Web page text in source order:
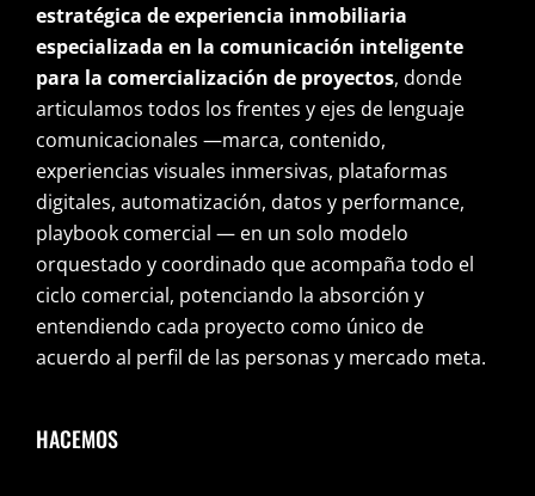
estratégica de experiencia inmobiliaria
especializada en la comunicación inteligente
para la comercialización de proyectos, donde
articulamos todos los frentes y ejes de lenguaje
comunicacionales —marca, contenido,
experiencias visuales inmersivas, plataformas
digitales, automatización, datos y performance,
playbook comercial — en un solo modelo
orquestado y coordinado que acompaña todo el
ciclo comercial, potenciando la absorción y
entendiendo cada proyecto como único de
acuerdo al perfil de las personas y mercado meta.
HACEMOS